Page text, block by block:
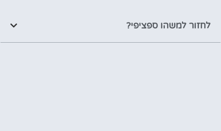
לחזור למשהו ספציפי?